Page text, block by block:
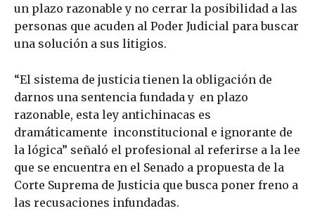
un plazo razonable y no cerrar la posibilidad a las
personas que acuden al Poder Judicial para buscar
una solución a sus litigios.
“El sistema de justicia tienen la obligación de
darnos una sentencia fundada y en plazo
razonable, esta ley antichinacas es
dramáticamente inconstitucional e ignorante de
la lógica” señaló el profesional al referirse a la lee
que se encuentra en el Senado a propuesta de la
Corte Suprema de Justicia que busca poner freno a
las recusaciones infundadas.